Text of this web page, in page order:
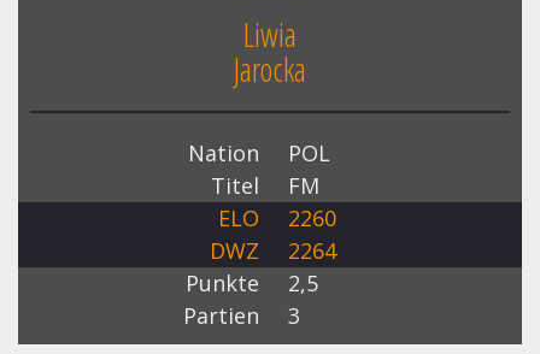
Liwia
Jarocka
Nation
POL
Titel
FM
ELO
2260
DWZ
2264
Punkte
2,5
Partien
3